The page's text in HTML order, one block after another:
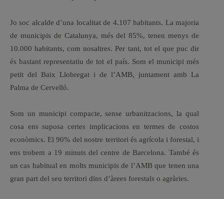
Jo soc alcalde d’una localitat de 4.107 habitants. La majoria
de municipis de Catalunya, més del 85%, tenen menys de
10.000 habitants, com nosaltres. Per tant, tot el que puc dir
és bastant representatiu de tot el país. Som el municipi més
petit del Baix Llobregat i de l’AMB, juntament amb La
Palma de Cervelló.
Som un municipi compacte, sense urbanitzacions, la qual
cosa ens suposa certes implicacions en termes de costos
econòmics. El 90% del nostre territori és agrícola i forestal, i
ens trobem a 19 minuts del centre de Barcelona. També és
un cas habitual en molts municipis de l’AMB que tenen una
gran part del seu territori dins d’àrees forestals o agràries.